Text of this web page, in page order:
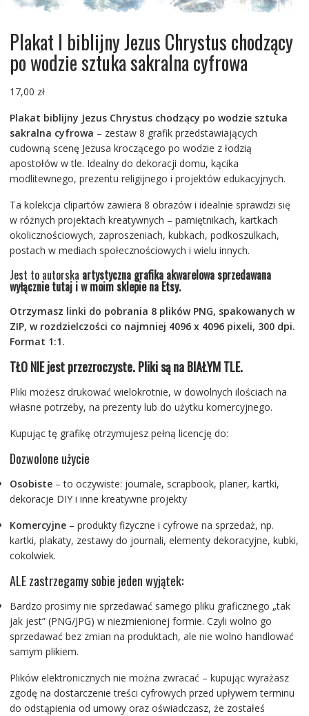
Plakat I biblijny Jezus Chrystus chodzący
po wodzie sztuka sakralna cyfrowa
17,00 zł
Plakat biblijny Jezus Chrystus chodzący po wodzie sztuka
sakralna cyfrowa – zestaw 8 grafik przedstawiających
cudowną scenę Jezusa kroczącego po wodzie z łodzią
apostołów w tle. Idealny do dekoracji domu, kącika
modlitewnego, prezentu religijnego i projektów edukacyjnych.
Ta kolekcja clipartów zawiera 8 obrazów i idealnie sprawdzi się
w różnych projektach kreatywnych – pamiętnikach, kartkach
okolicznościowych, zaproszeniach, kubkach, podkoszulkach,
postach w mediach społecznościowych i wielu innych.
Jest to autorska artystyczna grafika akwarelowa sprzedawana
wyłącznie tutaj i w moim sklepie na Etsy.
Otrzymasz linki do pobrania 8 plików PNG, spakowanych w
ZIP, w rozdzielczości co najmniej 4096 x 4096 pixeli, 300 dpi.
Format 1:1.
TŁO NIE jest przezroczyste. Pliki są na BIAŁYM TLE.
Pliki możesz drukować wielokrotnie, w dowolnych ilościach na
własne potrzeby, na prezenty lub do użytku komercyjnego.
Kupując tę grafikę otrzymujesz pełną licencję do:
Dozwolone użycie
Osobiste– to oczywiste: journale, scrapbook, planer, kartki,
dekoracje DIY i inne kreatywne projekty
Komercyjne– produkty fizyczne i cyfrowe na sprzedaż, np.
kartki, plakaty, zestawy do journali, elementy dekoracyjne, kubki,
cokolwiek.
ALE zastrzegamy sobie jeden wyjątek:
Bardzo prosimy nie sprzedawać samego pliku graficznego „tak
jak jest” (PNG/JPG) w niezmienionej formie. Czyli wolno go
sprzedawać bez zmian na produktach, ale nie wolno handlować
samym plikiem.
Plików elektronicznych nie można zwracać – kupując wyrażasz
zgodę na dostarczenie treści cyfrowych przed upływem terminu
do odstąpienia od umowy oraz oświadczasz, że zostałeś